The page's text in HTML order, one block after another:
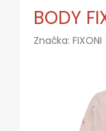
BODY
Značka: FIXONI